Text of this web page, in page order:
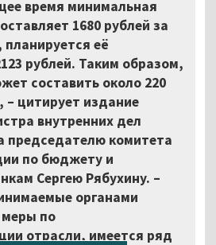
время минимальная
1680 рублей за
планируется её
рублей. Таким образом,
составить около 220
– цитирует издание
внутренних дел
председателю комитета
по бюджету и
Сергею Рябухину. –
органами
меры по
отрасли, имеется ряд